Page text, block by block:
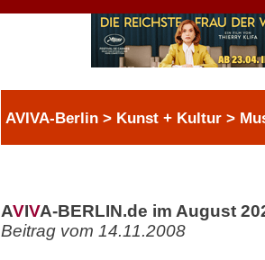
AVIVA-Berlin > Kunst + Kultur >
AVIVA-BERLIN.de im August
Beitrag vom 14.11.2008